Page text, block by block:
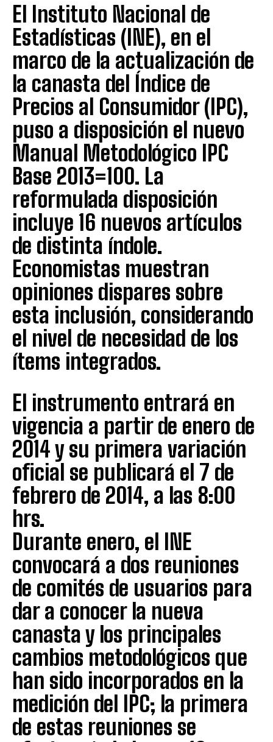
El Instituto Nacional de
Estadísticas (INE), en el
marco de la actualización de
la canasta del Índice de
Precios al Consumidor (IPC),
puso a disposición el nuevo
Manual Metodológico IPC
Base 2013=100. La
reformulada disposición
incluye 16 nuevos artículos
de distinta índole.
Economistas muestran
opiniones dispares sobre
esta inclusión, considerando
el nivel de necesidad de los
ítems integrados.
El instrumento entrará en
vigencia a partir de enero de
2014 y su primera variación
oficial se publicará el 7 de
febrero de 2014, a las 8:00
hrs.
Durante enero, el INE
convocará a dos reuniones
de comités de usuarios para
dar a conocer la nueva
canasta y los principales
cambios metodológicos que
han sido incorporados en la
medición del IPC; la primera
de estas reuniones se